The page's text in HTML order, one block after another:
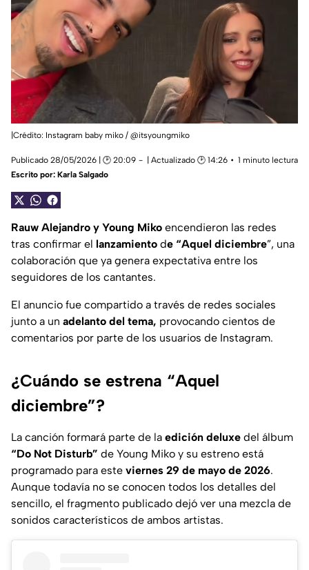
|Crédito: Instagram baby miko / @itsyoungmiko
Publicado 28/05/2026 | 🕑 20:09 | Actualizado 🕑 14:26
1 minuto lectura
Escrito por: Karla Salgado
Rauw Alejandro y Young Miko encendieron las redes
tras confirmar el lanzamiento de “Aquel diciembre”, una
colaboración que ya genera expectativa entre los
seguidores de los cantantes.
El anuncio fue compartido a través de redes sociales
junto a un adelanto del tema, provocando cientos de
comentarios por parte de los usuarios de Instagram.
¿Cuándo se estrena “Aquel
diciembre”?
La canción formará parte de la edición deluxe del álbum
“Do Not Disturb” de Young Miko y su estreno está
programado para este viernes 29 de mayo de 2026.
Aunque todavía no se conocen todos los detalles del
sencillo, el fragmento publicado dejó ver una mezcla de
sonidos característicos de ambos artistas.